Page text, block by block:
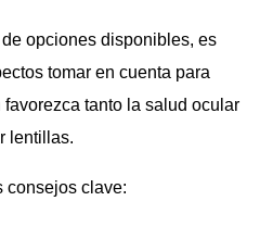
opciones disponibles, es
tomar en cuenta para
tanto la salud ocular
lentillas.
consejos clave: